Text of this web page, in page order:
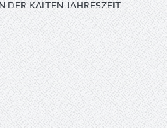
DER KALTEN JAHRESZEIT